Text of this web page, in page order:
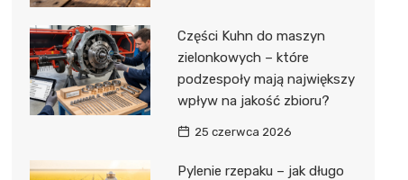
Części Kuhn do maszyn
zielonkowych – które
podzespoły mają największy
wpływ na jakość zbioru?
25 czerwca 2026
Pylenie rzepaku – jak długo